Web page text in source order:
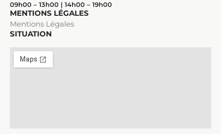
09h00 – 13h00 | 14h00 – 19h00
MENTIONS LÉGALES
Mentions Légales
SITUATION